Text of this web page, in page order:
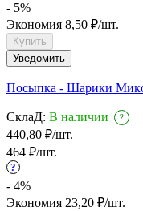
- 5%
Экономия 8,50 ₽/шт.
Купить
Уведомить
Посыпка - Шарики Микс
СклаД: В наличии ?
440,80 ₽/шт.
464 ₽/шт.
?
- 4%
Экономия 23,20 ₽/шт.